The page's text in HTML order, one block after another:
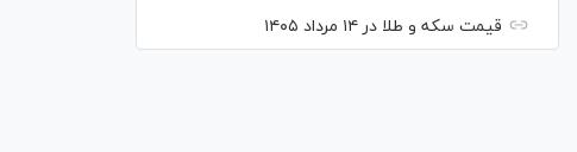
قیمت سکه و طلا در ۱۴ مرداد ۱۴۰۵